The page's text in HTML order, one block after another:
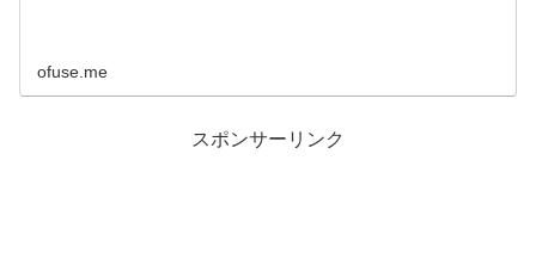
ofuse.me
スポンサーリンク